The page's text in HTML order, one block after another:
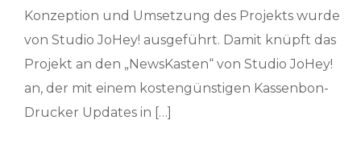
Konzeption und Umsetzung des Projekts wurde
von Studio JoHey! ausgeführt. Damit knüpft das
Projekt an den „NewsKasten“ von Studio JoHey!
an, der mit einem kostengünstigen Kassenbon-
Drucker Updates in […]